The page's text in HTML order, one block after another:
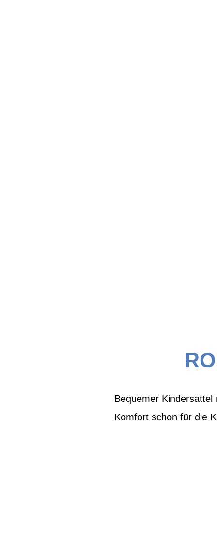
Bequemer
Komfort schon für die